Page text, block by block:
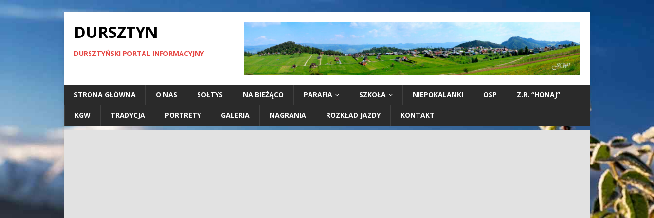
DURSZTYN
DURSZTYŃSKI PORTAL INFORMACYJNY
STRONA GŁÓWNA O NAS SOŁTYS NA BIEŻĄCO PARAFIA SZKOŁA NIEPOKALANKI OSP Z.R. “HONAJ”
KGW TRADYCJA PORTRETY GALERIA NAGRANIA ROZKŁAD JAZDY KONTAKT